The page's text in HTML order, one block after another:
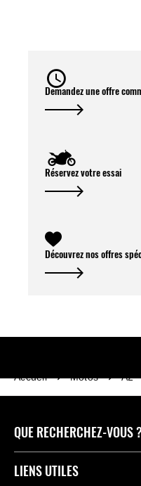
Demandez une offre
Réservez votre essai
Découvrez nos offres
Accueil Motos A2
QUE RECHERCHEZ-VOUS ?
Motos
LIENS UTILES